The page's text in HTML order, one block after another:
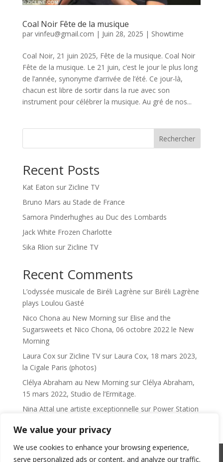
We value your privacy
We use cookies to enhance your browsing experience,
serve personalized ads or content, and analyze our traffic.
Coal Noir Fête de la musique
par vinfeu@gmail.com | Juin 28, 2025 | Showtime
Coal Noir, 21 juin 2025, Fête de la musique. Coal Noir
Fête de la musique. Le 21 juin, c’est le jour le plus long
de l’année, synonyme d’arrivée de l’été. Ce jour-là,
chacun est libre de sortir dans la rue avec son
instrument pour célébrer la musique. Au gré de nos...
Rechercher
Recent Posts
Kat Eaton sur Zicline TV
Bruno Mars au Stade de France
Samora Pinderhughes au Duc des Lombards
Jack White Frozen Charlotte
Sika Rlion sur Zicline TV
Recent Comments
L’odyssée musicale de Biréli Lagrène sur Biréli Lagrène
plays Loulou Gasté
Nico Chona au New Morningsur Elise and the
Sugarsweets et Nico Chona, 06 octobre 2022 le New
Morning
Laura Cox sur Zicline TVsur Laura Cox, 18 mars 2023,
la Cigale Paris (photos)
Clélya Abraham au New Morningsur Clélya Abraham,
15 mars 2022, Studio de l’Ermitage.
Nina Attal une artiste exceptionnelle sur Power Station